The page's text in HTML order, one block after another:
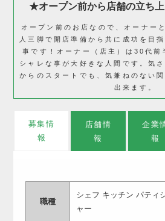
★オープン前から店舗の立ち
オープン前のお店なので、オーナー
人三脚で開店準備から共に成功を目
事です！オーナー（店主）は30代前
シャレな事が大好きな人間です。気
からのスタートでも、気兼ねのない
出来ます。
募集情
報
店舗情
報
企業
報
職種
シェフ キッチン パティ
ャー